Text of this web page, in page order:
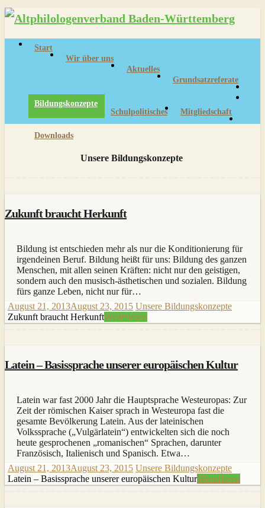
Skip
Start
Wir über uns
Aktuelles
Grundsatzreferate
Bildungskonzepte
Schulpolitisches
Mitgliedschaft
Downloads
Unsere Bildungskonzepte
Zukunft braucht Herkunft
Bildung ist entschieden mehr als nur die Konditionierung für
irgendeinen Beruf. Bildung heißt für uns: Bildung des ganzen
Menschen, mit allen seinen Kräften: nicht nur den geistigen,
sondern auch den musisch-ästhetischen und sozialen. Bildung
fürs ganze Leben, nicht nur für…
August 21, 2013August 23, 2015 Unsere Bildungskonzepte
Zukunft braucht HerkunftWeiterlesen
Latein – Basissprache unserer europäischen Kultur
Latein war fast 2000 Jahr die Hauptsprache Westeuropas: Zur
Zeit der römischen Kaiser sprach in Westeuropa fast die
gesamte Bevölkerung Latein. Aus der lateinischen
Volkssprache („Vulgärlatein“) entwickelten sich die noch
heute gesprochenen „romanischen“ Sprachen, darunter
Französisch, Italienisch und Spanisch. Etwa…
August 21, 2013August 23, 2015 Unsere Bildungskonzepte
Latein – Basissprache unserer europäischen KulturWeiterlesen